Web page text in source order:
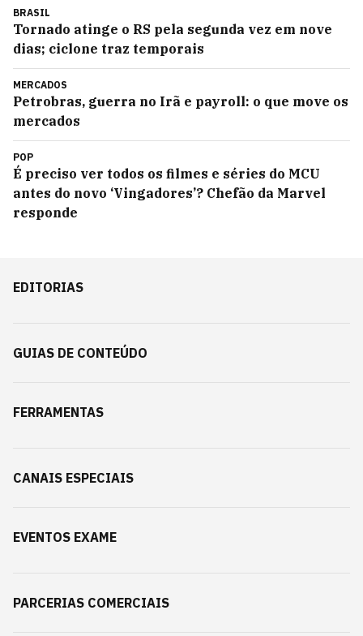
BRASIL
Tornado atinge o RS pela segunda vez em nove
dias; ciclone traz temporais
MERCADOS
Petrobras, guerra no Irã e payroll: o que move os
mercados
POP
É preciso ver todos os filmes e séries do MCU
antes do novo ‘Vingadores’? Chefão da Marvel
responde
EDITORIAS
GUIAS DE CONTEÚDO
FERRAMENTAS
CANAIS ESPECIAIS
EVENTOS EXAME
PARCERIAS COMERCIAIS